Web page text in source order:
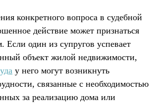
конкретного вопроса в судебной
действие может признаться
Если один из супругов успевает
объект жилой недвижимости,
у него могут возникнуть
связанные с необходимостью
за реализацию дома или